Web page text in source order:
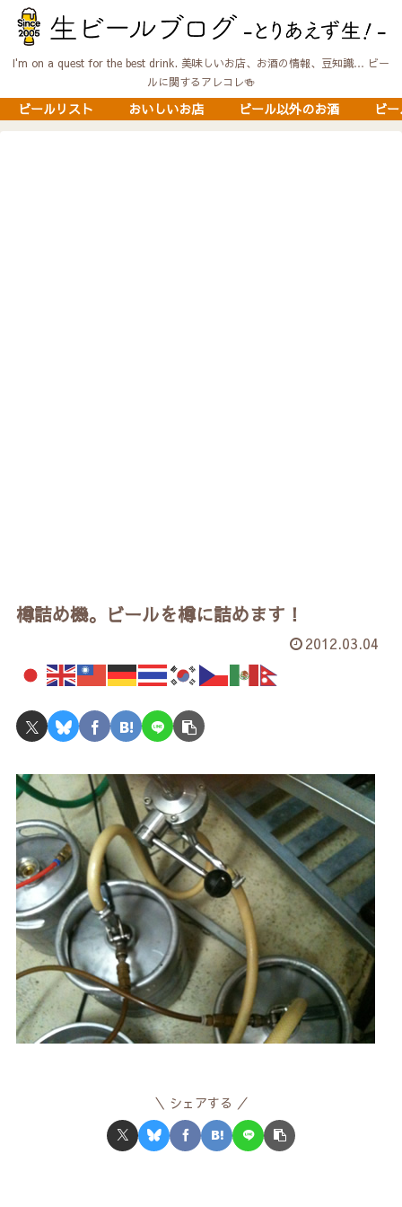
I'm on a quest for the best drink. 美味しいお店、お酒の情報、豆知識… ビー
ルに関するアレコレ🍻
ビールリスト おいしいお店 ビール以外のお酒 ビ
樽詰め機。ビールを樽に詰めます！
2012.03.04
シェアする